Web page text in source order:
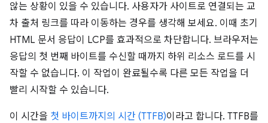
않는 상황이 있을 수 있습니다. 사용자가 사이트로 연결되는 교
차 출처 링크를 따라 이동하는 경우를 생각해 보세요. 이때 초기
HTML 문서 응답이 LCP를 효과적으로 차단합니다. 브라우저는
응답의 첫 번째 바이트를 수신할 때까지 하위 리소스 로드를 시
작할 수 없습니다. 이 작업이 완료될수록 다른 모든 작업을 더
빨리 시작할 수 있습니다.
이 시간을 첫 바이트까지의 시간 (TTFB)이라고 합니다. TTFB를